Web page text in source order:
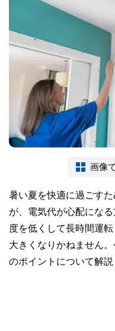
画像
暑い夏を快適に過ごす
が、電気代が心配にな
度を低くして長時間運
大きくなりかねません
のポイントについて解説